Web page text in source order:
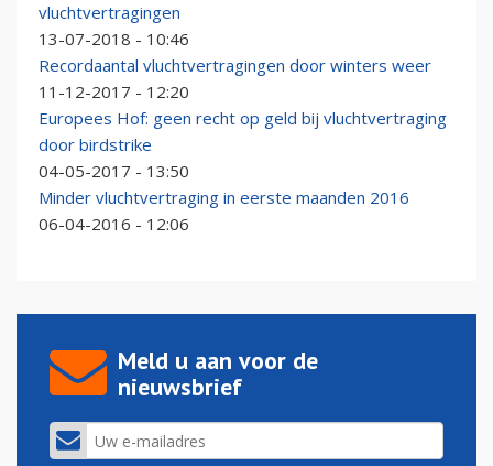
vluchtvertragingen
13-07-2018 - 10:46
Recordaantal vluchtvertragingen door winters weer
11-12-2017 - 12:20
Europees Hof: geen recht op geld bij vluchtvertraging
door birdstrike
04-05-2017 - 13:50
Minder vluchtvertraging in eerste maanden 2016
06-04-2016 - 12:06
Meld u aan voor de
nieuwsbrief